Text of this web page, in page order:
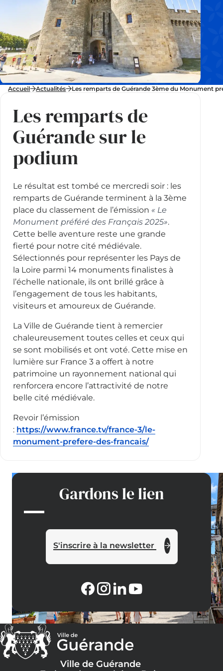
Accueil Actualités Les remparts de Guérande 3ème du Monument
Les remparts de
Guérande sur le
podium
Le résultat est tombé ce mercredi soir : les
remparts de Guérande terminent à la 3ème
place du classement de l’émission « Le
Monument préféré des Français 2025».
Cette belle aventure reste une grande
fierté pour notre cité médiévale.
Sélectionnés pour représenter les Pays de
la Loire parmi 14 monuments finalistes à
l’échelle nationale, ils ont brillé grâce à
l’engagement de tous les habitants,
visiteurs et amoureux de Guérande.
La Ville de Guérande tient à remercier
chaleureusement toutes celles et ceux qui
se sont mobilisés et ont voté. Cette mise en
lumière sur France 3 a offert à notre
patrimoine un rayonnement national qui
renforcera encore l’attractivité de notre
belle cité médiévale.
Revoir l’émission
: https://www.france.tv/france-3/le-
monument-prefere-des-francais/
Gardons le lien
S'inscrire à la newsletter
Ville de Guérande